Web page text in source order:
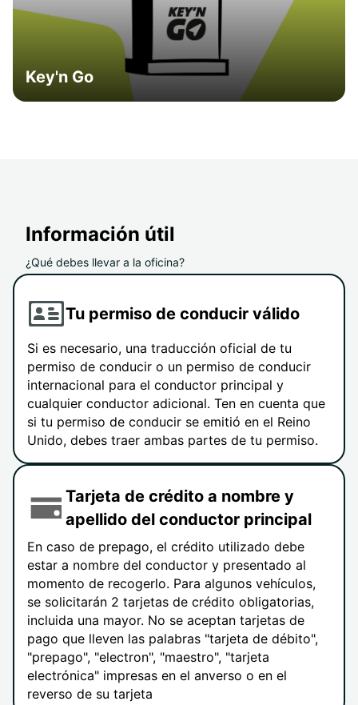
Key'n Go
Información útil
¿Qué debes llevar a la oficina?
Tu permiso de conducir válido
Si es necesario, una traducción oficial de tu
permiso de conducir o un permiso de conducir
internacional para el conductor principal y
cualquier conductor adicional. Ten en cuenta que
si tu permiso de conducir se emitió en el Reino
Unido, debes traer ambas partes de tu permiso.
Tarjeta de crédito a nombre y
apellido del conductor principal
En caso de prepago, el crédito utilizado debe
estar a nombre del conductor y presentado al
momento de recogerlo. Para algunos vehículos,
se solicitarán 2 tarjetas de crédito obligatorias,
incluida una mayor. No se aceptan tarjetas de
pago que lleven las palabras "tarjeta de débito",
"prepago", "electron", "maestro", "tarjeta
electrónica" impresas en el anverso o en el
reverso de su tarjeta